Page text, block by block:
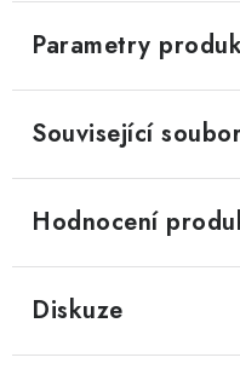
Parametry
Související
Hodnocení
Diskuze